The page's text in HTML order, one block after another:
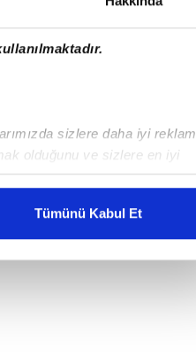
sizlere daha iyi reklam
olduğunu ve sizlere en iyi
maliyetlerimizi karşılamak
gösterilmeyecektir."
hizmetlerinin sunulması
ve sizlere yönelik
Tümünü Kabul Et